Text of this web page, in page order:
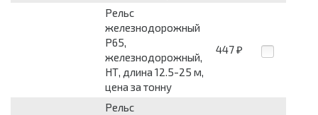
Рельс
железнодорожный
Р65,
железнодорожный,
НТ, длина 12.5-25 м,
цена за тонну
447 ₽
Рельс